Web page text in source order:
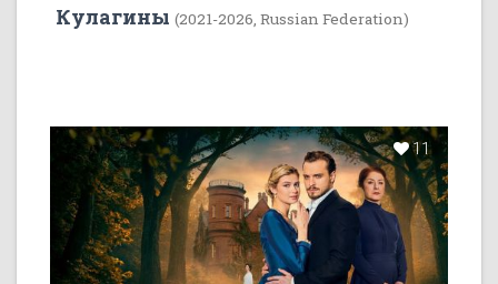
Кулагины (2021-2026, Russian Federation)
11